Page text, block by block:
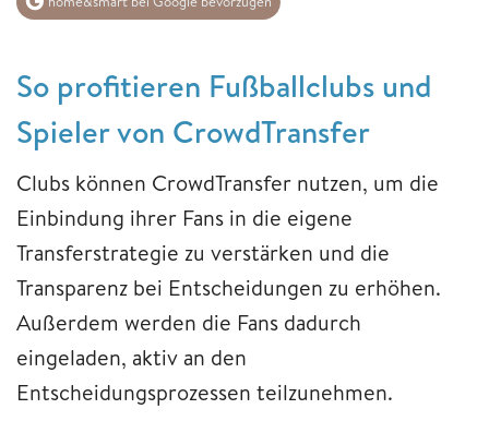
So profitieren Fußballclubs und
Spieler von CrowdTransfer
Clubs können CrowdTransfer nutzen, um die
Einbindung ihrer Fans in die eigene
Transferstrategie zu verstärken und die
Transparenz bei Entscheidungen zu erhöhen.
Außerdem werden die Fans dadurch
eingeladen, aktiv an den
Entscheidungsprozessen teilzunehmen.